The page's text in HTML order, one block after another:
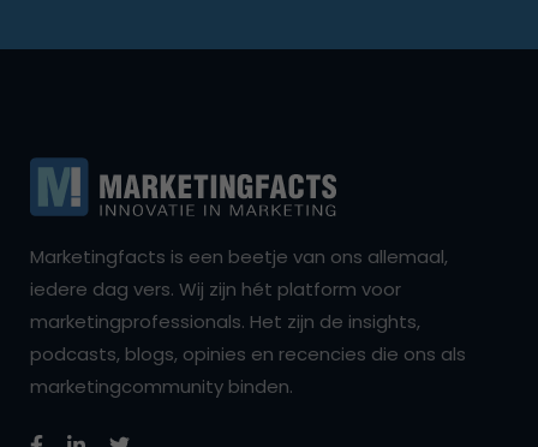
Marketingfacts is een beetje van ons allemaal,
iedere dag vers. Wij zijn hét platform voor
marketingprofessionals. Het zijn de insights,
podcasts, blogs, opinies en recencies die ons als
marketingcommunity binden.